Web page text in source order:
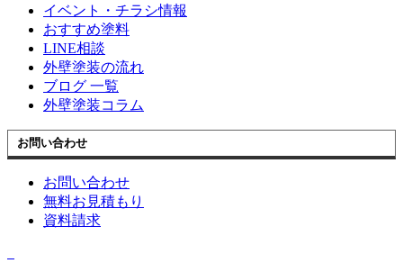
イベント・チラシ情報
おすすめ塗料
LINE相談
外壁塗装の流れ
ブログ 一覧
外壁塗装コラム
お問い合わせ
お問い合わせ
無料お見積もり
資料請求